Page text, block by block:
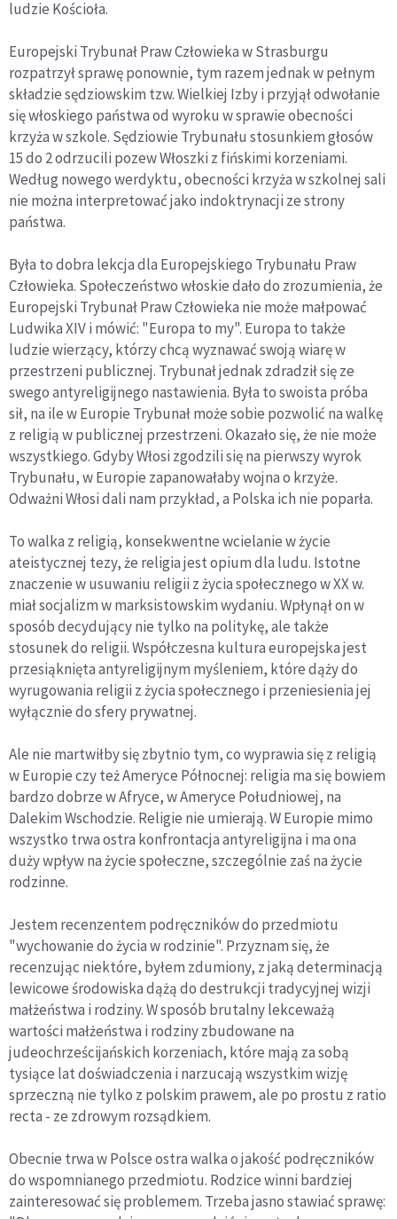
ludzie Kościoła.
Europejski Trybunał Praw Człowieka w Strasburgu
rozpatrzył sprawę ponownie, tym razem jednak w pełnym
składzie sędziowskim tzw. Wielkiej Izby i przyjął odwołanie
się włoskiego państwa od wyroku w sprawie obecności
krzyża w szkole. Sędziowie Trybunału stosunkiem głosów
15 do 2 odrzucili pozew Włoszki z fińskimi korzeniami.
Według nowego werdyktu, obecności krzyża w szkolnej sali
nie można interpretować jako indoktrynacji ze strony
państwa.
Była to dobra lekcja dla Europejskiego Trybunału Praw
Człowieka. Społeczeństwo włoskie dało do zrozumienia, że
Europejski Trybunał Praw Człowieka nie może małpować
Ludwika XIV i mówić: "Europa to my". Europa to także
ludzie wierzący, którzy chcą wyznawać swoją wiarę w
przestrzeni publicznej. Trybunał jednak zdradził się ze
swego antyreligijnego nastawienia. Była to swoista próba
sił, na ile w Europie Trybunał może sobie pozwolić na walkę
z religią w publicznej przestrzeni. Okazało się, że nie może
wszystkiego. Gdyby Włosi zgodzili się na pierwszy wyrok
Trybunału, w Europie zapanowałaby wojna o krzyże.
Odważni Włosi dali nam przykład, a Polska ich nie poparła.
To walka z religią, konsekwentne wcielanie w życie
ateistycznej tezy, że religia jest opium dla ludu. Istotne
znaczenie w usuwaniu religii z życia społecznego w XX w.
miał socjalizm w marksistowskim wydaniu. Wpłynął on w
sposób decydujący nie tylko na politykę, ale także
stosunek do religii. Współczesna kultura europejska jest
przesiąknięta antyreligijnym myśleniem, które dąży do
wyrugowania religii z życia społecznego i przeniesienia jej
wyłącznie do sfery prywatnej.
Ale nie martwiłby się zbytnio tym, co wyprawia się z religią
w Europie czy też Ameryce Północnej: religia ma się bowiem
bardzo dobrze w Afryce, w Ameryce Południowej, na
Dalekim Wschodzie. Religie nie umierają. W Europie mimo
wszystko trwa ostra konfrontacja antyreligijna i ma ona
duży wpływ na życie społeczne, szczególnie zaś na życie
rodzinne.
Jestem recenzentem podręczników do przedmiotu
"wychowanie do życia w rodzinie". Przyznam się, że
recenzując niektóre, byłem zdumiony, z jaką determinacją
lewicowe środowiska dążą do destrukcji tradycyjnej wizji
małżeństwa i rodziny. W sposób brutalny lekceważą
wartości małżeństwa i rodziny zbudowane na
judeochrześcijańskich korzeniach, które mają za sobą
tysiące lat doświadczenia i narzucają wszystkim wizję
sprzeczną nie tylko z polskim prawem, ale po prostu z ratio
recta - ze zdrowym rozsądkiem.
Obecnie trwa w Polsce ostra walka o jakość podręczników
do wspomnianego przedmiotu. Rodzice winni bardziej
zainteresować się problemem. Trzeba jasno stawiać sprawę: